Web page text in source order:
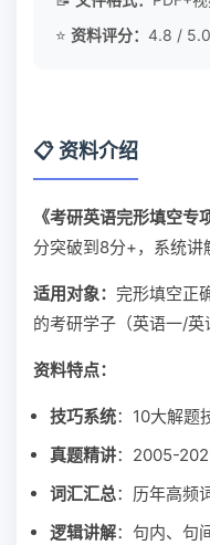
⭐ 资料评分： 4.8 / 5.0
📋 资料介绍
《考研英语完形填空专
分突破到8分+，系统讲
适用对象： 完形填空正
的考研学子（英语一/英
资料特点：
技巧系统：10大解题
真题精讲：2005-
词汇汇总：历年高频
逻辑讲解：句内、句